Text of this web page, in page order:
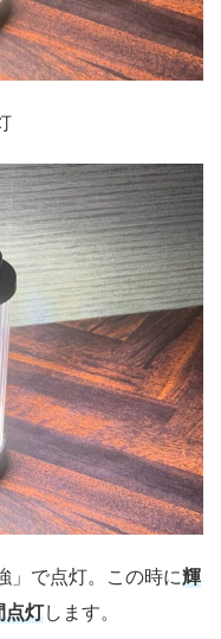
」で点灯。この時に輝
点灯します。